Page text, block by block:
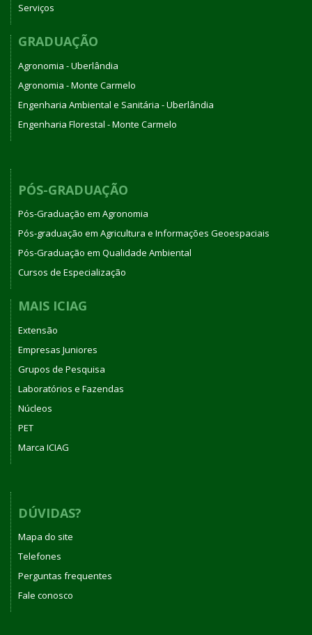
Serviços
GRADUAÇÃO
Agronomia - Uberlândia
Agronomia - Monte Carmelo
Engenharia Ambiental e Sanitária - Uberlândia
Engenharia Florestal - Monte Carmelo
PÓS-GRADUAÇÃO
Pós-Graduação em Agronomia
Pós-graduação em Agricultura e Informações Geoespaciais
Pós-Graduação em Qualidade Ambiental
Cursos de Especialização
MAIS ICIAG
Extensão
Empresas Juniores
Grupos de Pesquisa
Laboratórios e Fazendas
Núcleos
PET
Marca ICIAG
DÚVIDAS?
Mapa do site
Telefones
Perguntas frequentes
Fale conosco